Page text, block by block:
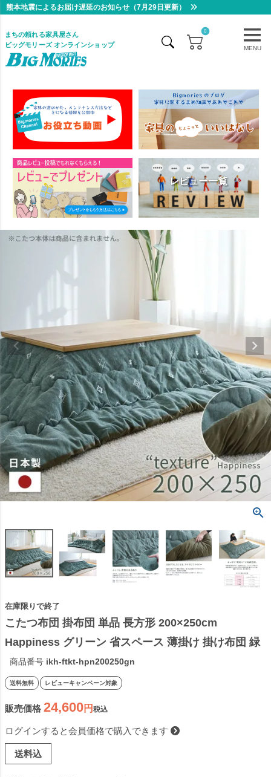
熊本地震によるお届け遅延のお知らせ（7月29日更新）
MENU
まちの頼れる家具屋さん
ビッグモリーズ オンラインショップ
0
レビュー一覧
在庫限りで終了
こたつ布団 掛布団 単品 長方形 200×250cm
Happiness グリーン 省スペース 薄掛け 掛け布団 緑
シック 柄 日本製 暖かい おしゃれ 2023 MC
商品番号 ikh-ftkt-hpn200250gn
送料無料 レビューキャンペーン対象
販売価格 24,600 税込
ログインすると会員価格で購入できます
送料込